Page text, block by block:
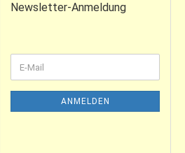
Newsletter-Anmeldung
ANMELDEN